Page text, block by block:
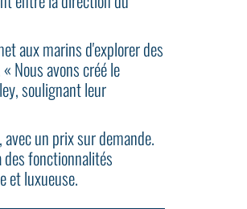
aux marins d'explorer des
Nous avons créé le
soulignant leur
un prix sur demande.
fonctionnalités
et luxueuse.